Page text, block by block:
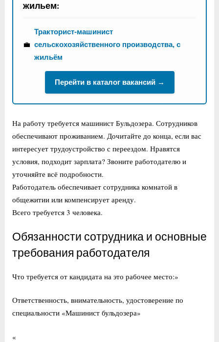
жильем:
💼
Тракторист-машинист
сельскохозяйственного производства, с
жильём
Перейти в каталог вакансий →
На работу требуется машинист Бульдозера. Сотрудников
обеспечивают проживанием. Дочитайте до конца, если вас
интересует трудоустройство с переездом. Нравятся
условия, подходит зарплата? Звоните работодателю и
уточняйте всё подробности.
Работодатель обеспечивает сотрудника комнатой в
общежитии или компенсирует аренду.
Всего требуется 3 человека.
Обязанности сотрудника и основные
требования работодателя
Что требуется от кандидата на это рабочее место:»
Ответственность, внимательность, удостоверение по
специальности «Машинист бульдозера»
«